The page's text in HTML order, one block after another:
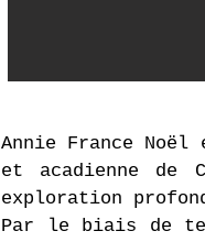
Annie France
et acadienne de
exploration
Par le biais de